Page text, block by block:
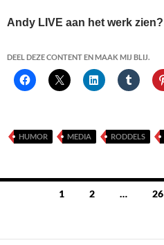
Andy LIVE aan het werk zien?
DEEL DEZE CONTENT EN MAAK MIJ BLIJ.
HUMOR MEDIA RODDELS
Berichten
1 2 … 26